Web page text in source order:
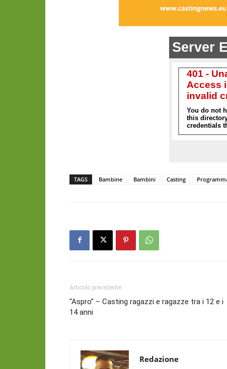
TAGS Bambine Bambini Casting
Articolo precedente
“Aspro” – Casting ragazzi e ragazze tra i 12 e i
14 anni
Redazione